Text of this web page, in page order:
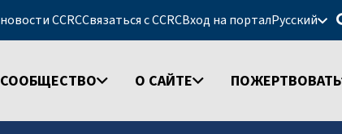
CCRCСвязаться с CCRCВход на порталРусский
СООБЩЕСТВО О САЙТЕ ПОЖЕРТВОВАТЬ